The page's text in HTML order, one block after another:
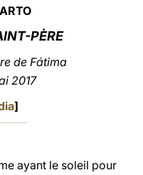
PÈRE
de Fátima
2017
]
ayant le soleil pour